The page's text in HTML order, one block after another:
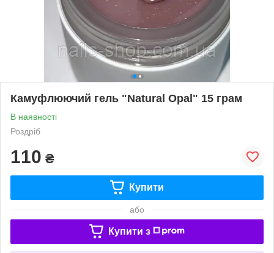
Камуфлюючий гель "Natural Opal" 15 грам
В наявності
Роздріб
110 ₴
Купити
або
Купити з